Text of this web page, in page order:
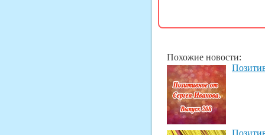
Похожие новости: